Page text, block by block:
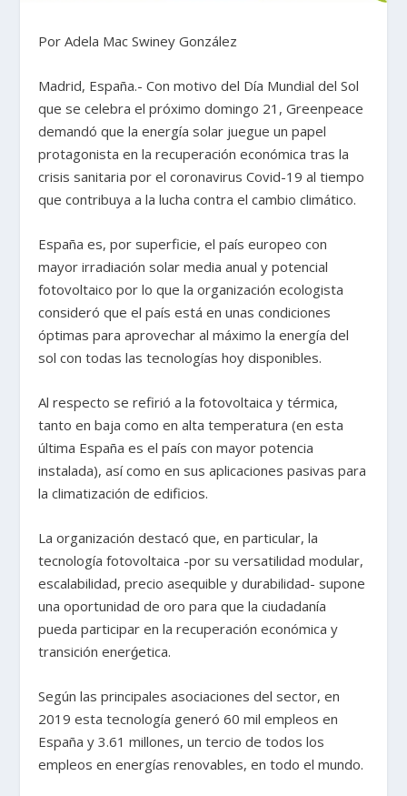
Por Adela Mac Swiney González
Madrid, España.- Con motivo del Día Mundial del Sol
que se celebra el próximo domingo 21, Greenpeace
demandó que la energía solar juegue un papel
protagonista en la recuperación económica tras la
crisis sanitaria por el coronavirus Covid-19 al tiempo
que contribuya a la lucha contra el cambio climático.
España es, por superficie, el país europeo con
mayor irradiación solar media anual y potencial
fotovoltaico por lo que la organización ecologista
consideró que el país está en unas condiciones
óptimas para aprovechar al máximo la energía del
sol con todas las tecnologías hoy disponibles.
Al respecto se refirió a la fotovoltaica y térmica,
tanto en baja como en alta temperatura (en esta
última España es el país con mayor potencia
instalada), así como en sus aplicaciones pasivas para
la climatización de edificios.
La organización destacó que, en particular, la
tecnología fotovoltaica -por su versatilidad modular,
escalabilidad, precio asequible y durabilidad- supone
una oportunidad de oro para que la ciudadanía
pueda participar en la recuperación económica y
transición enerǵetica.
Según las principales asociaciones del sector, en
2019 esta tecnología generó 60 mil empleos en
España y 3.61 millones, un tercio de todos los
empleos en energías renovables, en todo el mundo.